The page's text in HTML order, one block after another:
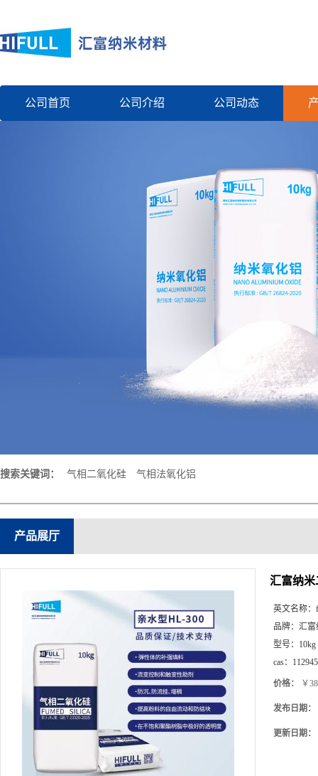
公司首页 公司介绍 公司动态
搜索关键词： 气相二氧化硅 气相法氧化铝
产品展厅
汇富纳米
英文名称：
品牌： 汇富
型号： 10kg
cas：
价格： ￥
发布日期：
更新日期：